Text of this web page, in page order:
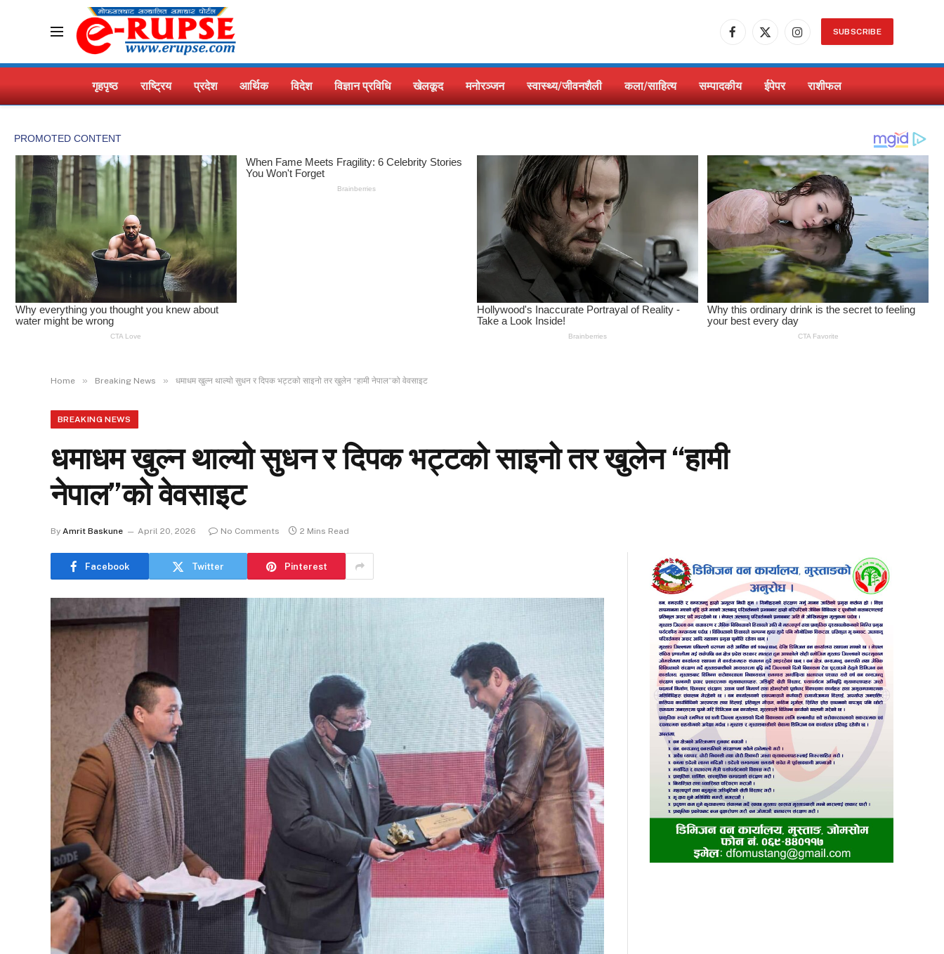
Facebook
X
Instagram
SUBSCRIBE
गृहपृष्ठ राष्ट्रिय प्रदेश आर्थिक विदेश विज्ञान प्रविधि खेलकूद मनोरञ्जन स्वास्थ्य/जीवनशैली कला/साहित्य सम्पादकीय ईपेपर राशीफल
Home » Breaking News » धमाधम खुल्न थाल्यो सुधन र दिपक भट्टको साइनो तर खुलेन “हामी नेपाल”को वेवसाइट
BREAKING NEWS
धमाधम खुल्न थाल्यो सुधन र दिपक भट्टको साइनो तर खुलेन “हामी
नेपाल”को वेवसाइट
By Amrit Baskune April 20, 2026 No Comments 2 Mins Read
Facebook Twitter Pinterest